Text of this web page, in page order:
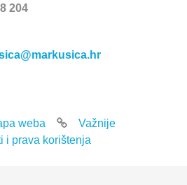
204
weba
Važnije
i prava korištenja